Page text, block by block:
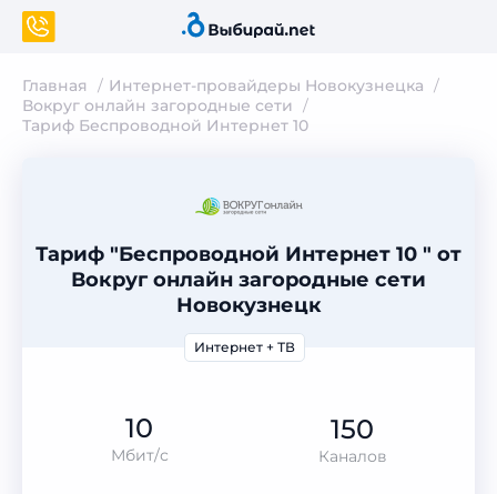
Главная
Интернет-провайдеры Новокузнецка
Вокруг онлайн загородные сети
Тариф Беспроводной Интернет 10
Тариф "Беспроводной Интернет 10 " от
Вокруг онлайн загородные сети
Новокузнецк
Интернет + ТВ
10
Мбит/с
150
Каналов